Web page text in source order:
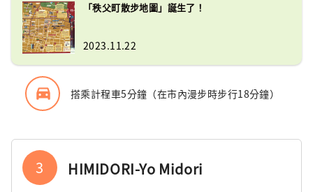
「秩父町散步地圖」誕生了！
2023.11.22
directions_car_filled 搭乘計程車5分鐘（在市內漫步時步行18分鐘）
3 HIMIDORI-Yo Midori